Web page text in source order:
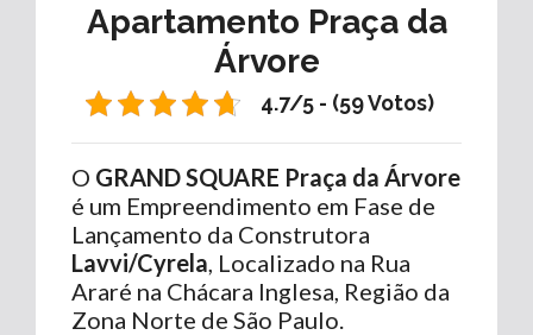
Apartamento Praça da
Árvore
4.7/5 - (59 Votos)
O GRAND SQUARE Praça da Árvore
é um Empreendimento em Fase de
Lançamento da Construtora
Lavvi/Cyrela , Localizado na Rua
Araré na Chácara Inglesa, Região da
Zona Norte de São Paulo.